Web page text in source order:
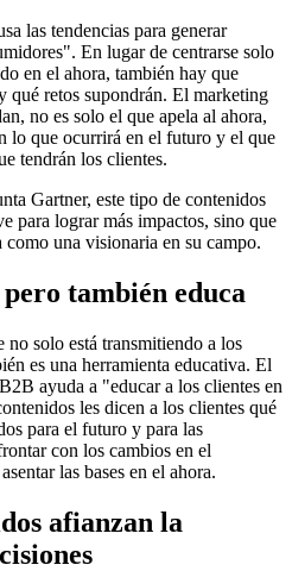
las tendencias para generar
En lugar de centrarse solo
en el ahora, también hay que
qué retos supondrán. El marketing
no es solo el que apela al ahora,
lo que ocurrirá en el futuro y el que
tendrán los clientes.
Gartner, este tipo de contenidos
para lograr más impactos, sino que
una visionaria en su campo.
también educa
no solo está transmitiendo a los
es una herramienta educativa. El
ayuda a "educar a los clientes en
les dicen a los clientes qué
para el futuro y para las
con los cambios en el
las bases en el ahora.
afianzan la